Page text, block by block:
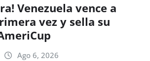
Venezuela vence a
vez y sella su
Ago 6, 2026